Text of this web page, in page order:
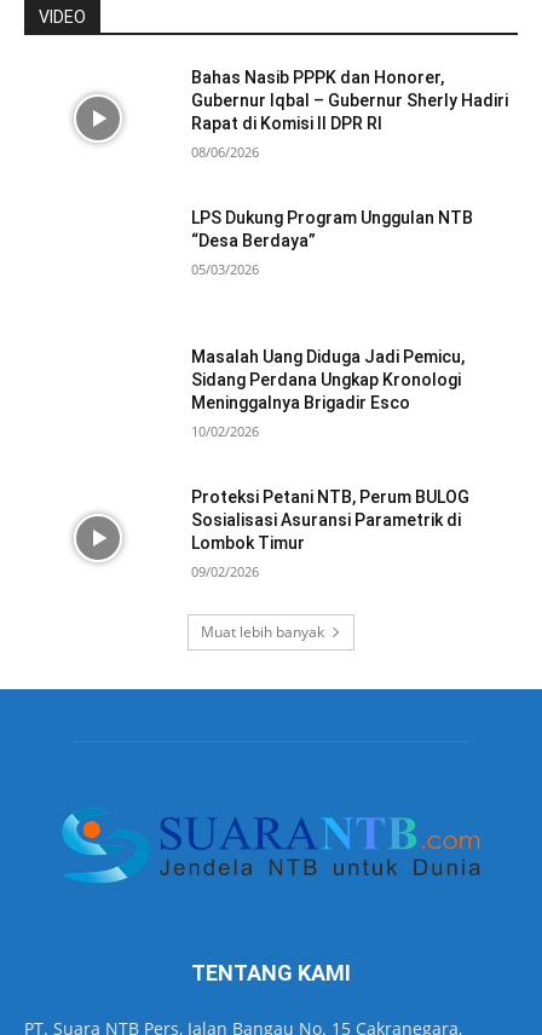
VIDEO
Bahas Nasib PPPK dan Honorer,
Gubernur Iqbal – Gubernur Sherly Hadiri
Rapat di Komisi II DPR RI
08/06/2026
LPS Dukung Program Unggulan NTB
“Desa Berdaya”
05/03/2026
Masalah Uang Diduga Jadi Pemicu,
Sidang Perdana Ungkap Kronologi
Meninggalnya Brigadir Esco
10/02/2026
Proteksi Petani NTB, Perum BULOG
Sosialisasi Asuransi Parametrik di
Lombok Timur
09/02/2026
Muat lebih banyak
TENTANG KAMI
PT. Suara NTB Pers, Jalan Bangau No. 15 Cakranegara,